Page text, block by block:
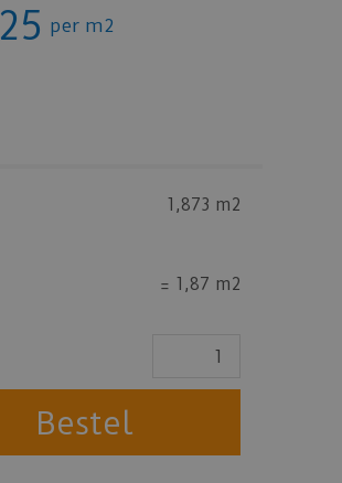
25 per m2
1,873 m2
= 1,87 m2